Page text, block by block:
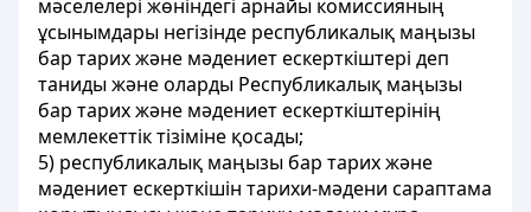
мәселелері жөніндегі арнайы комиссияның
ұсынымдары негізінде республикалық маңызы
бар тарих және мәдениет ескерткіштері деп
таниды және оларды Республикалық маңызы
бар тарих және мәдениет ескерткіштерінің
мемлекеттік тізіміне қосады;
5) республикалық маңызы бар тарих және
мәдениет ескерткiшiн тарихи-мәдени сараптама